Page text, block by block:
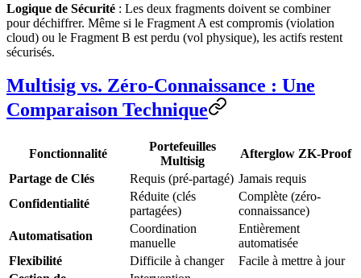
Logique de Sécurité : Les deux fragments doivent se combiner
pour déchiffrer. Même si le Fragment A est compromis (violation
cloud) ou le Fragment B est perdu (vol physique), les actifs restent
sécurisés.
Multisig vs. Zéro-Connaissance : Une
Comparaison Technique
Fonctionnalité
Portefeuilles
Multisig
Afterglow ZK-Proof
Partage de Clés
Requis (pré-partagé) Jamais requis
Confidentialité
Réduite (clés
partagées)
Complète (zéro-
connaissance)
Automatisation
Coordination
manuelle
Entièrement
automatisée
Flexibilité
Difficile à changer
Facile à mettre à jour